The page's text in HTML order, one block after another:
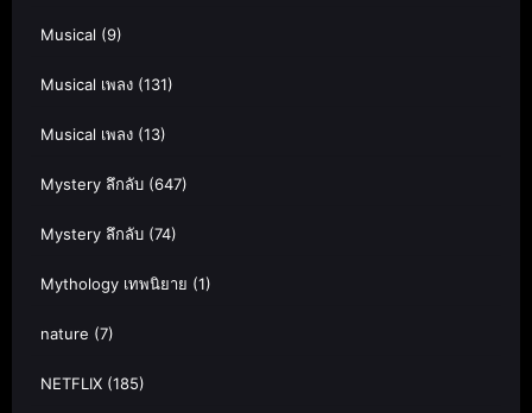
Musical (9)
Musical เพลง (131)
Musical เพลง (13)
Mystery ลึกลับ (647)
Mystery ลึกลับ (74)
Mythology เทพนิยาย (1)
nature (7)
NETFLIX (185)